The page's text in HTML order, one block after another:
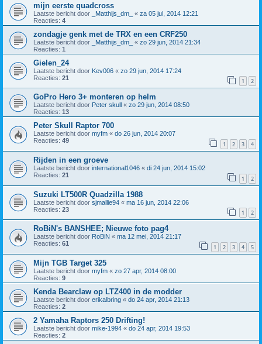
mijn eerste quadcross
Laatste bericht door _Matthijs_dm_ « za 05 jul, 2014 12:21
Reacties: 4
zondagje genk met de TRX en een CRF250
Laatste bericht door _Matthijs_dm_ « zo 29 jun, 2014 21:34
Reacties: 1
Gielen_24
Laatste bericht door Kev006 « zo 29 jun, 2014 17:24
Reacties: 21 1 2
GoPro Hero 3+ monteren op helm
Laatste bericht door Peter skull « zo 29 jun, 2014 08:50
Reacties: 13
Peter Skull Raptor 700
Laatste bericht door myfm « do 26 jun, 2014 20:07
Reacties: 49 1 2 3 4
Rijden in een groeve
Laatste bericht door international1046 « di 24 jun, 2014 15:02
Reacties: 21 1 2
Suzuki LT500R Quadzilla 1988
Laatste bericht door sjmallie94 « ma 16 jun, 2014 22:06
Reacties: 23 1 2
RoBiN's BANSHEE; Nieuwe foto pag4
Laatste bericht door RoBiN « ma 12 mei, 2014 21:17
Reacties: 61 1 2 3 4 5
Mijn TGB Target 325
Laatste bericht door myfm « zo 27 apr, 2014 08:00
Reacties: 9
Kenda Bearclaw op LTZ400 in de modder
Laatste bericht door erikalbring « do 24 apr, 2014 21:13
Reacties: 2
2 Yamaha Raptors 250 Drifting!
Laatste bericht door mike-1994 « do 24 apr, 2014 19:53
Reacties: 2